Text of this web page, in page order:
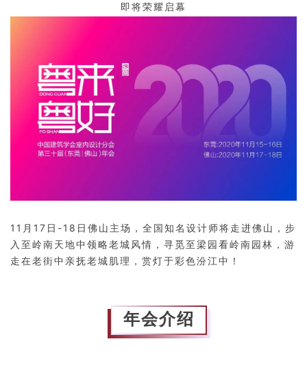
即将荣耀启幕
11月17日-18日佛山主场，全国知名设计师将走进佛山， 步
入至岭南天地中领略老城风情， 寻觅至梁园看岭南园林， 游
走在老街中亲抚老城肌理， 赏灯于彩色汾江中！
年会介绍